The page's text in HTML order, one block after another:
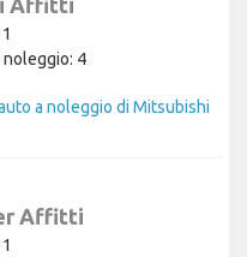
Affitti
noleggio: 4
a noleggio di Mitsubishi
Affitti